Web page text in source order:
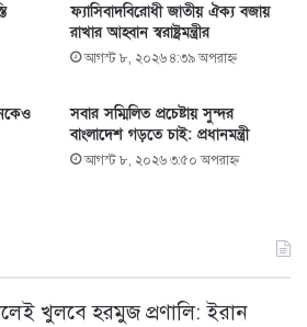
ফ্যাসিবাদবিরোধী জাতীয় ঐক্য বজায়
রাখার আহ্বান স্বরাষ্ট্রমন্ত্রীর
আগস্ট ৮, ২০২৬ ৪:৩৯ অপরাহ্ণ
সবার সম্মিলিত প্রচেষ্টায় সুন্দর
বাংলাদেশ গড়তে চাই: প্রধানমন্ত্রী
আগস্ট ৮, ২০২৬ ৩:৫০ অপরাহ্ণ
খুলবে হরমুজ প্রণালি: ইরান